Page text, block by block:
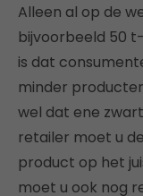
Alleen al op de
bijvoorbeeld 50
is dat
minder
wel dat ene
retailer moet u
product op het
moet u ook nog